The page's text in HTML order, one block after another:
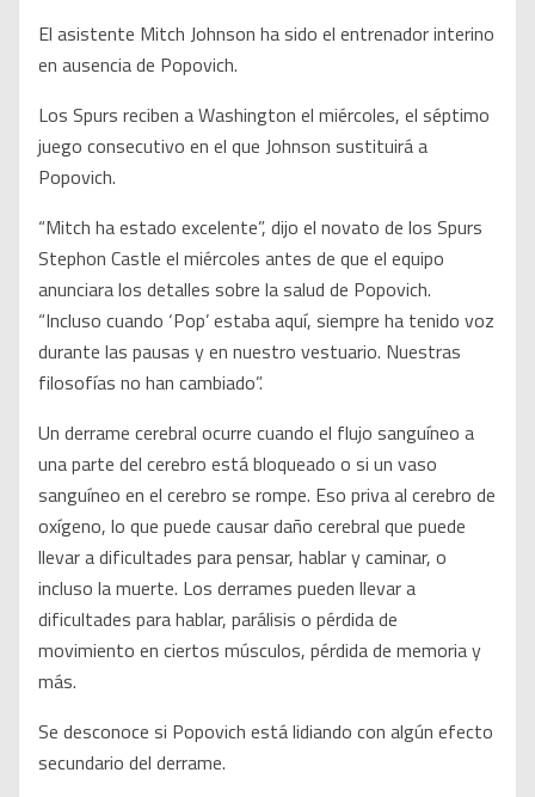
El asistente Mitch Johnson ha sido el entrenador interino
en ausencia de Popovich.
Los Spurs reciben a Washington el miércoles, el séptimo
juego consecutivo en el que Johnson sustituirá a
Popovich.
“Mitch ha estado excelente”, dijo el novato de los Spurs
Stephon Castle el miércoles antes de que el equipo
anunciara los detalles sobre la salud de Popovich.
“Incluso cuando ‘Pop’ estaba aquí, siempre ha tenido voz
durante las pausas y en nuestro vestuario. Nuestras
filosofías no han cambiado”.
Un derrame cerebral ocurre cuando el flujo sanguíneo a
una parte del cerebro está bloqueado o si un vaso
sanguíneo en el cerebro se rompe. Eso priva al cerebro de
oxígeno, lo que puede causar daño cerebral que puede
llevar a dificultades para pensar, hablar y caminar, o
incluso la muerte. Los derrames pueden llevar a
dificultades para hablar, parálisis o pérdida de
movimiento en ciertos músculos, pérdida de memoria y
más.
Se desconoce si Popovich está lidiando con algún efecto
secundario del derrame.